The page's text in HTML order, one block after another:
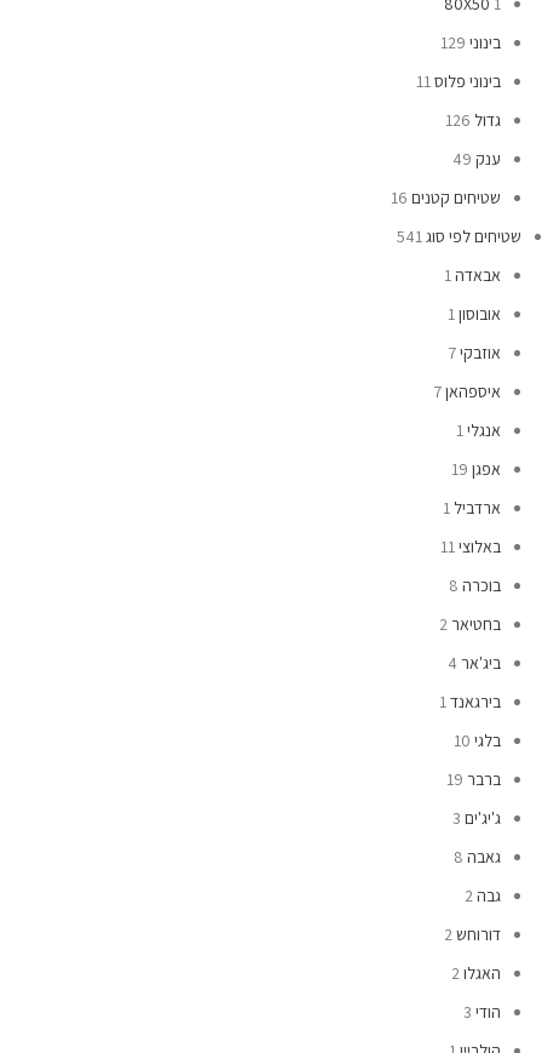
בינוני 129
בינוני פלוס11
גדול 126
ענק 49
שטיחים קטנים 16
שטיחים לפי סוג541
אבאדה1
אובוסון1
אוזבקי7
איספהאן7
אנגלי1
אפגן 19
ארדביל 1
באלוצי11
בוכרה 8
בחטיאר 2
ביג'אר 4
בירגאנד1
בלגי 10
ברבר 19
ג'יג'ים 3
גאבה 8
גבה2
דורוחש2
האגלו2
הודי 3